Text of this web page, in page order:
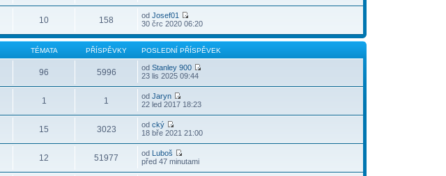
10 158 od Josef01
30 črc 2020 06:20
TÉMATA PŘÍSPĚVKY POSLEDNÍ PŘÍSPĚVEK
96 5996 od Stanley 900
23 lis 2025 09:44
1 1 od Jaryn
22 led 2017 18:23
15 3023 od cký
18 bře 2021 21:00
12 51977 od Luboš
před 47 minutami